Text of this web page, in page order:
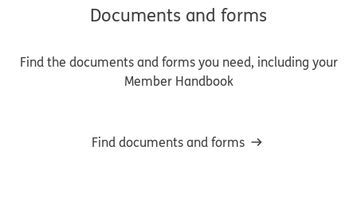
Documents and forms
Find the documents and forms you need, including your
Member Handbook
Find documents and forms